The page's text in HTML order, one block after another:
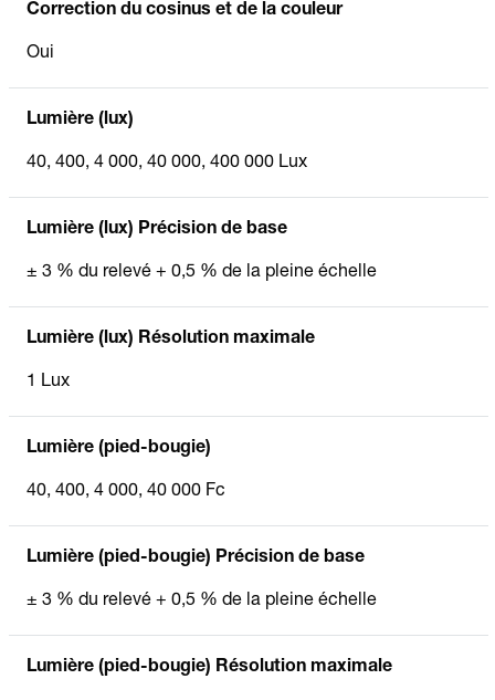
Correction du cosinus et de la couleur
Oui
Lumière (lux)
40, 400, 4 000, 40 000, 400 000 Lux
Lumière (lux) Précision de base
± 3 % du relevé + 0,5 % de la pleine échelle
Lumière (lux) Résolution maximale
1 Lux
Lumière (pied-bougie)
40, 400, 4 000, 40 000 Fc
Lumière (pied-bougie) Précision de base
± 3 % du relevé + 0,5 % de la pleine échelle
Lumière (pied-bougie) Résolution maximale